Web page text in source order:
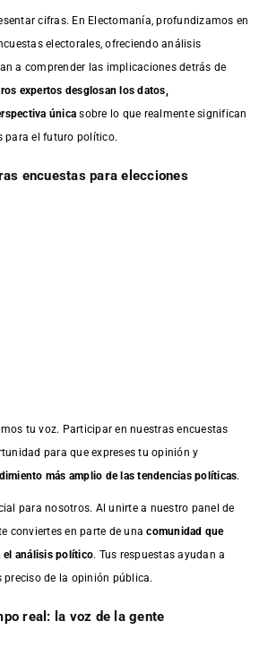
cifras. En Electomanía, profundizamos en
electorales, ofreciendo análisis
a comprender las implicaciones detrás de
expertos desglosan los datos,
única sobre lo que realmente significan
para el futuro político.
encuestas para elecciones
tu voz. Participar en nuestras encuestas
para que expreses tu opinión y
más amplio de las tendencias políticas.
para nosotros. Al unirte a nuestro panel de
conviertes en parte de unacomunidad que
el análisis político. Tus respuestas ayudan a
de la opinión pública.
real: la voz de la gente